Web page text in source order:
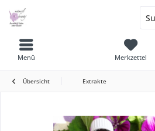
Menü Merkzettel
Übersicht Extrakte